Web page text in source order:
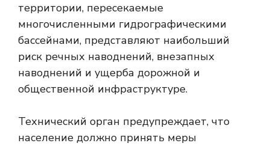
территории, пересекаемые
многочисленными гидрографическими
бассейнами, представляют наибольший
риск речных наводнений, внезапных
наводнений и ущерба дорожной и
общественной инфраструктуре.
Технический орган предупреждает, что
население должно принять меры